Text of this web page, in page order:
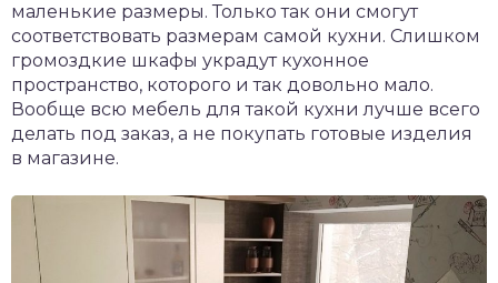
маленькие размеры. Только так они смогут
соответствовать размерам самой кухни. Слишком
громоздкие шкафы украдут кухонное
пространство, которого и так довольно мало.
Вообще всю мебель для такой кухни лучше всего
делать под заказ, а не покупать готовые изделия
в магазине.